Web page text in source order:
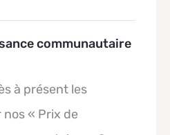
communautaire
à présent les
« Prix de